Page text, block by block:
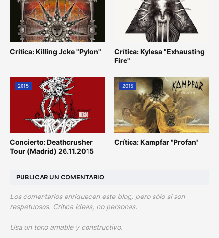
Crítica: Killing Joke "Pylon"
Crítica: Kylesa "Exhausting
Fire"
2015
Concierto: Deathcrusher
Tour (Madrid) 26.11.2015
2015
Crítica: Kampfar "Profan"
PUBLICAR UN COMENTARIO
Los comentarios enriquecen este blog, pero sólo si son
respetuosos. Critica ideas, no personas.
Usa un tono amable y constructivo.